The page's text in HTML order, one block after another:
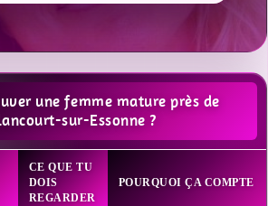
une femme mature près de
sur-Essonne ?
CE QUE TU
DOIS
REGARDER
POURQUOI ÇA COMPTE